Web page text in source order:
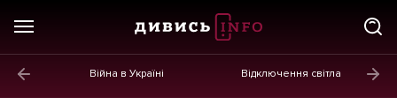
Війна в Україні Відключення світла